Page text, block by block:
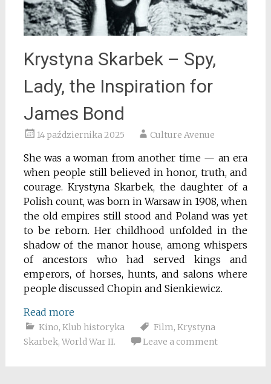
Krystyna Skarbek – Spy,
Lady, the Inspiration for
James Bond
14 października 2025 Culture Avenue
She was a woman from another time — an era
when people still believed in honor, truth, and
courage. Krystyna Skarbek, the daughter of a
Polish count, was born in Warsaw in 1908, when
the old empires still stood and Poland was yet
to be reborn. Her childhood unfolded in the
shadow of the manor house, among whispers
of ancestors who had served kings and
emperors, of horses, hunts, and salons where
people discussed Chopin and Sienkiewicz.
Read more
Kino, Klub historyka Film, Krystyna
Skarbek, World War II. Leave a comment